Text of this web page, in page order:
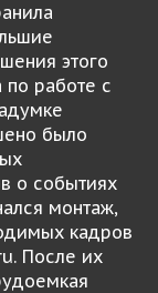
этого
работе с
было
о событиях
монтаж,
кадров
После их